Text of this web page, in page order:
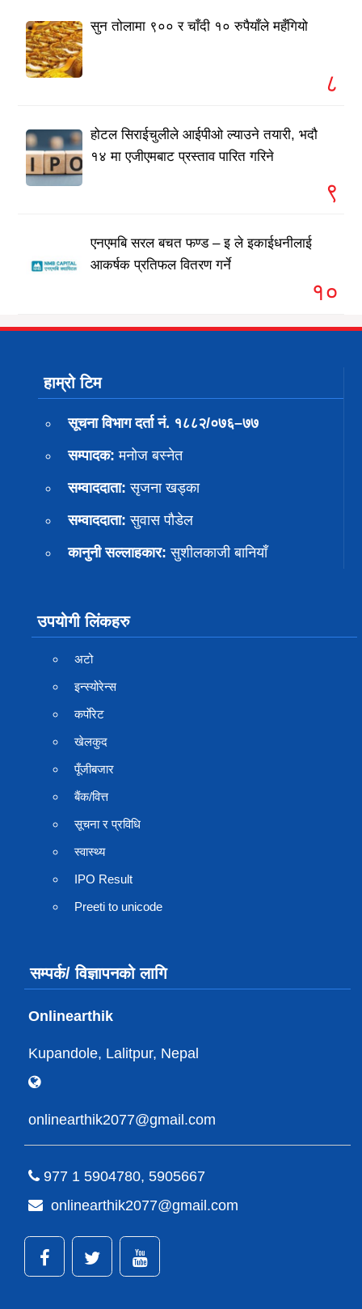
सुन तोलामा ९०० र चाँदी १० रुपैयाँले महँगियो
८
होटल सिराईचुलीले आईपीओ ल्याउने तयारी, भदौ
१४ मा एजीएमबाट प्रस्ताव पारित गरिने
९
एनएमबि सरल बचत फण्ड – इ ले इकाईधनीलाई
आकर्षक प्रतिफल वितरण गर्ने
१०
हाम्रो टिम
सूचना विभाग दर्ता नं. १८८२/०७६–७७
सम्पादक: मनोज बस्नेत
सम्वाददाता: सृजना खड्का
सम्वाददाता: सुवास पाैडेल
कानुनी सल्लाहकार: सुशीलकाजी बानियाँ
उपयोगी लिंकहरु
अटो
इन्स्योरेन्स
कर्पाेरेट
खेलकुद
पूँजीबजार
बैंक/वित्त
सूचना र प्रविधि
स्वास्थ्य
IPO Result
Preeti to unicode
सम्पर्क/ विज्ञापनको लागि
Onlinearthik
Kupandole, Lalitpur, Nepal
onlinearthik2077@gmail.com
977 1 5904780, 5905667
onlinearthik2077@gmail.com